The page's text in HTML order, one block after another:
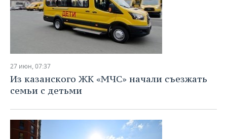
27 июн, 07:37
Из казанского ЖК «МЧС» начали съезжать
семьи с детьми